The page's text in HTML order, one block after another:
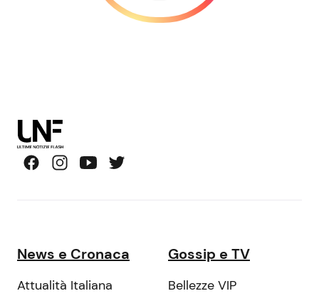
News e Cronaca
Attualità Italiana
Gossip e TV
Bellezze VIP